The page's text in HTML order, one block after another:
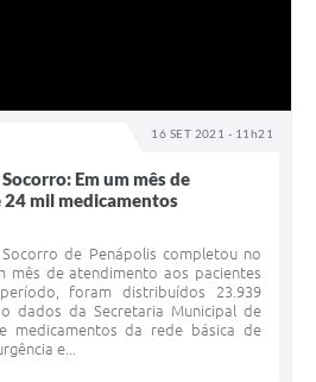
16 SET 2021 - 11h21
Em um mês de
mil medicamentos
de Penápolis completou no
mês de atendimento aos pacientes
foram distribuídos 23.939
dados da Secretaria Municipal de
medicamentos da rede básica de
e...